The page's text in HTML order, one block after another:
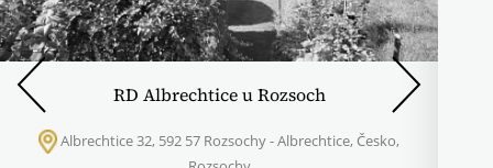
RD Albrechtice u Rozsoch
Albrechtice 32, 592 57 Rozsochy - Albrechtice, Česko,